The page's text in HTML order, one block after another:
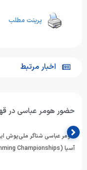
پرینت مطلب
اخبار مرتبط
حضور هومر عباسی در
هومر عباسی شناگر ملی‌پوش
آسیا (AOSI West Asian Swimming Championships) وارد شهر…